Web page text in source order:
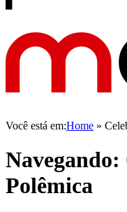
Você está em:Home »
Navegando:
Polêmica